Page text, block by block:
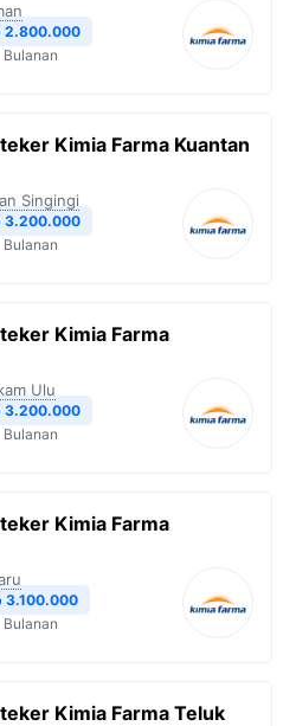
2.800.000
Bulanan
Kimia Farma Kuantan
Singingi
3.200.000
Bulanan
Kimia Farma
Ulu
3.200.000
Bulanan
Kimia Farma
3.100.000
Bulanan
Kimia Farma Teluk